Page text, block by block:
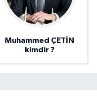
Muhammed ÇETİN
kimdir ?